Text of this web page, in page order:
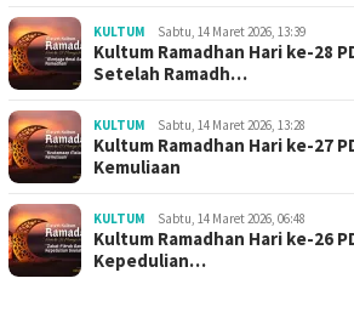
KULTUM Sabtu, 14 Maret 2026, 13:39
Kultum Ramadhan Hari ke-28
Setelah Ramadh…
KULTUM Sabtu, 14 Maret 2026, 13:28
Kultum Ramadhan Hari ke-27
Kemuliaan
KULTUM Sabtu, 14 Maret 2026, 06:48
Kultum Ramadhan Hari ke-26
Kepedulian…